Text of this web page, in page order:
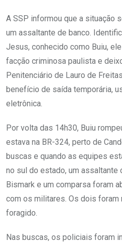
A SSP informou que a situação
um assaltante de banco.
Jesus, conhecido como Buiu,
facção criminosa paulista e
Penitenciário de Lauro de
benefício de saída temporária,
eletrônica.
Por volta das 14h30, Buiu
estava na BR-324, perto de
buscas e quando as equipes
no sul do estado, um assaltante
Bismark e um comparsa foram
com os militares. Os dois foram
foragido.
Nas buscas, os policiais foram